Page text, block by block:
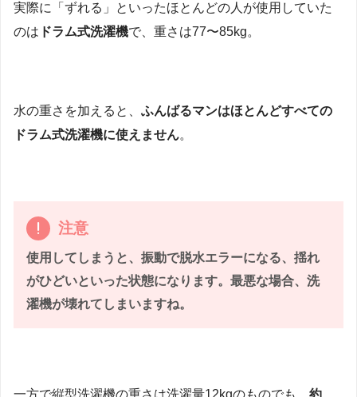
実際に「ずれる」といったほとんどの人が使用していた
のは ドラム式洗濯機で、重さは77〜85kg。
水の重さを加えると、 ふんばるマンはほとんどすべての
ドラム式洗濯機に使えません。
注意
使用してしまうと、振動で脱水エラーになる、揺れ
がひどいといった状態になります。最悪な場合、洗
濯機が壊れてしまいますね。